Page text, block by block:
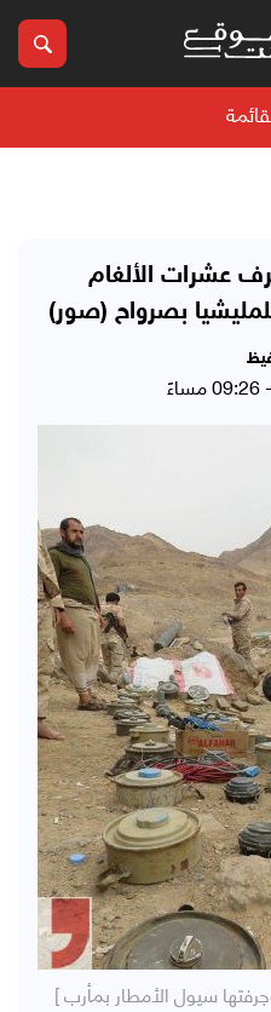
عشرات الألغام
بصرواح (صور)
سيول الأمطار بمأرب ]